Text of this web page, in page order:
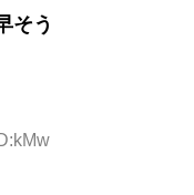
そう